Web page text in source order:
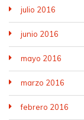
julio 2016
junio 2016
mayo 2016
marzo 2016
febrero 2016